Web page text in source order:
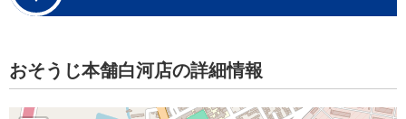
おそうじ本舗白河店の詳細情報